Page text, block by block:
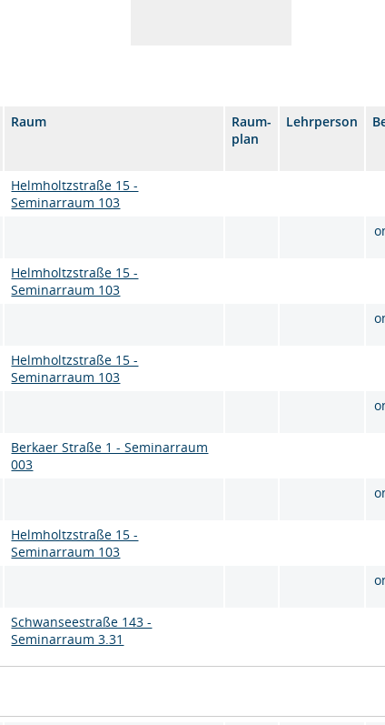
Raum
Raum-
plan
Lehrperson
Helmholtzstraße 15 -
Seminarraum 103
Helmholtzstraße 15 -
Seminarraum 103
Helmholtzstraße 15 -
Seminarraum 103
Berkaer Straße 1 - Seminarraum
003
Helmholtzstraße 15 -
Seminarraum 103
Schwanseestraße 143 -
Seminarraum 3.31